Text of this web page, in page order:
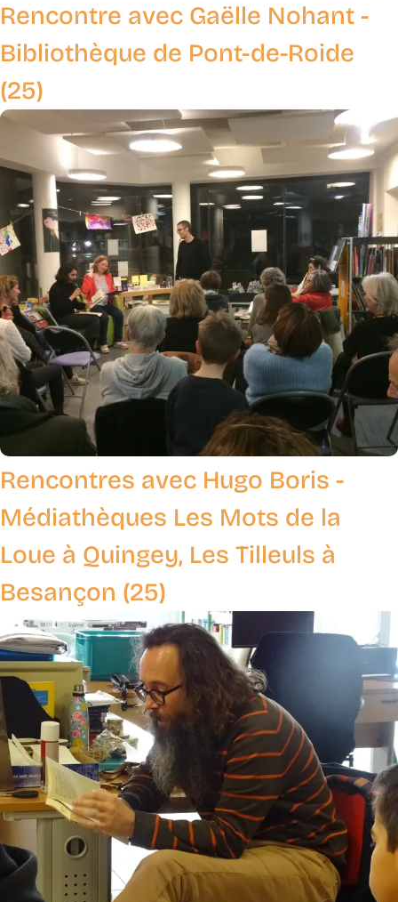
Rencontre avec Gaëlle Nohant -
Bibliothèque de Pont-de-Roide
(25)
Rencontres avec Hugo Boris -
Médiathèques Les Mots de la
Loue à Quingey, Les Tilleuls à
Besançon (25)